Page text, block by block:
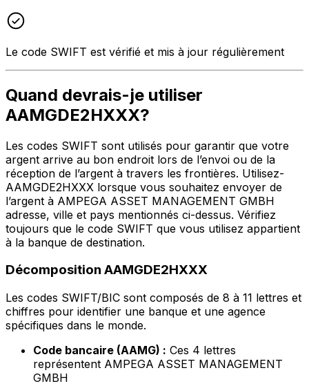
Le code SWIFT est vérifié et mis à jour régulièrement
Quand devrais-je utiliser
AAMGDE2HXXX?
Les codes SWIFT sont utilisés pour garantir que votre
argent arrive au bon endroit lors de l’envoi ou de la
réception de l’argent à travers les frontières. Utilisez-
AAMGDE2HXXX lorsque vous souhaitez envoyer de
l’argent à AMPEGA ASSET MANAGEMENT GMBH
adresse, ville et pays mentionnés ci-dessus. Vérifiez
toujours que le code SWIFT que vous utilisez appartient
à la banque de destination.
Décomposition AAMGDE2HXXX
Les codes SWIFT/BIC sont composés de 8 à 11 lettres et
chiffres pour identifier une banque et une agence
spécifiques dans le monde.
Code bancaire (AAMG) : Ces 4 lettres
représentent AMPEGA ASSET MANAGEMENT
GMBH